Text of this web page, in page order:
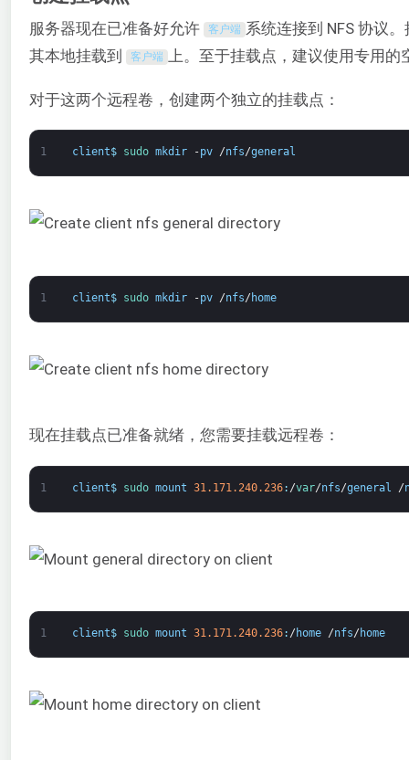
服务器现在已准备好允许 客户端 系统连接到 NFS 协议
其本地挂载到
客户端 上。至于挂载点，建议使用专用的
对于这两个远程卷，创建两个独立的挂载点：
1 client$ sudo mkdir -pv /nfs/general
1 client$ sudo mkdir -pv /nfs/ home
现在挂载点已准备就绪，您需要挂载远程卷：
1 client$ sudo mount 31.171.240.236: /var/nfs/general /
1 client$ sudo mount 31.171.240.236: / home /nfs/ home